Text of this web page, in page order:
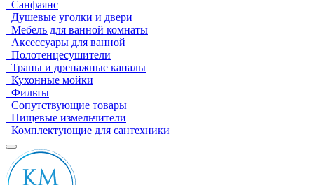
Санфаянс
Душевые уголки и двери
Мебель для ванной комнаты
Аксессуары для ванной
Полотенцесушители
Трапы и дренажные каналы
Кухонные мойки
Фильты
Сопутствующие товары
Пищевые измельчители
Комплектующие для сантехники